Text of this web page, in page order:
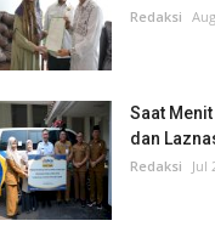
Redaksi
Saat Menit
dan
Redaksi Jul